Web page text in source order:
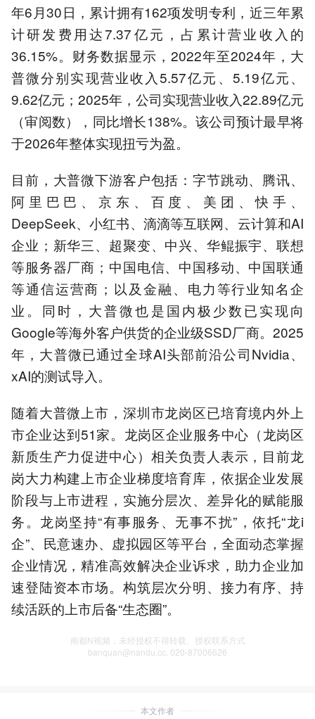
年6月30日，累计拥有162项发明专利，近三年累
计研发费用达7.37亿元，占累计营业收入的
36.15%。财务数据显示，2022年至2024年，大
普微分别实现营业收入5.57亿元、5.19亿元、
9.62亿元；2025年，公司实现营业收入22.89亿元
（审阅数），同比增长138%。该公司预计最早将
于2026年整体实现扭亏为盈。
目前，大普微下游客户包括：字节跳动、腾讯、
阿里巴巴、京东、百度、美团、快手、
DeepSeek、小红书、滴滴等互联网、云计算和AI
企业；新华三、超聚变、中兴、华鲲振宇、联想
等服务器厂商；中国电信、中国移动、中国联通
等通信运营商；以及金融、电力等行业知名企
业。同时，大普微也是国内极少数已实现向
Google等海外客户供货的企业级SSD厂商。2025
年，大普微已通过全球AI头部前沿公司Nvidia、
xAI的测试导入。
随着大普微上市，深圳市龙岗区已培育境内外上
市企业达到51家。龙岗区企业服务中心（龙岗区
新质生产力促进中心）相关负责人表示，目前龙
岗大力构建上市企业梯度培育库，依据企业发展
阶段与上市进程，实施分层次、差异化的赋能服
务。龙岗坚持“有事服务、无事不扰”，依托“龙i
企”、民意速办、虚拟园区等平台，全面动态掌握
企业情况，精准高效解决企业诉求，助力企业加
速登陆资本市场。构筑层次分明、接力有序、持
续活跃的上市后备“生态圈”。
南都N视频，未经授权不得转载、授权联系方式
banquan@nandu.cc. 020-87006626
本文作者